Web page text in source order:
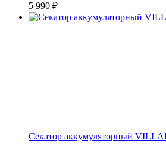
5 990
Секатор аккумуляторный